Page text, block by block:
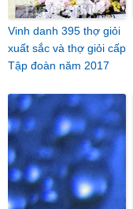
Vinh danh 395 thợ giỏi
xuất sắc và thợ giỏi cấp
Tập đoàn năm 2017